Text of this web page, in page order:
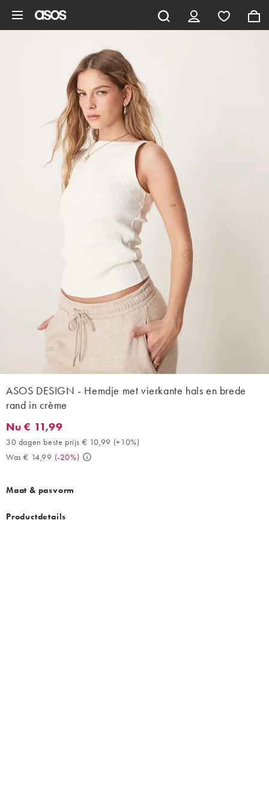
ASOS DESIGN - Hemdje met vierkante hals en brede
rand in crème
Nu € 11,99. 30 dagen beste prijs € 10,99 (+10%). Was € 14,99.
Nu € 11,99
30 dagen beste prijs € 10,99 (+10%)
Was € 14,99 (-20%)
Maat & pasvorm
Productdetails